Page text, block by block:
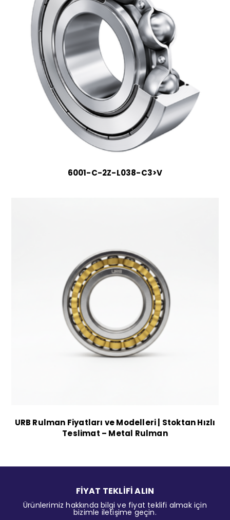
6001-C-2Z-L038-C3>V
URB Rulman Fiyatları ve Modelleri | Stoktan Hızlı
Teslimat – Metal Rulman
FİYAT TEKLİFİ ALIN
Ürünlerimiz hakkında bilgi ve fiyat teklifi almak için
bizimle iletişime geçin.